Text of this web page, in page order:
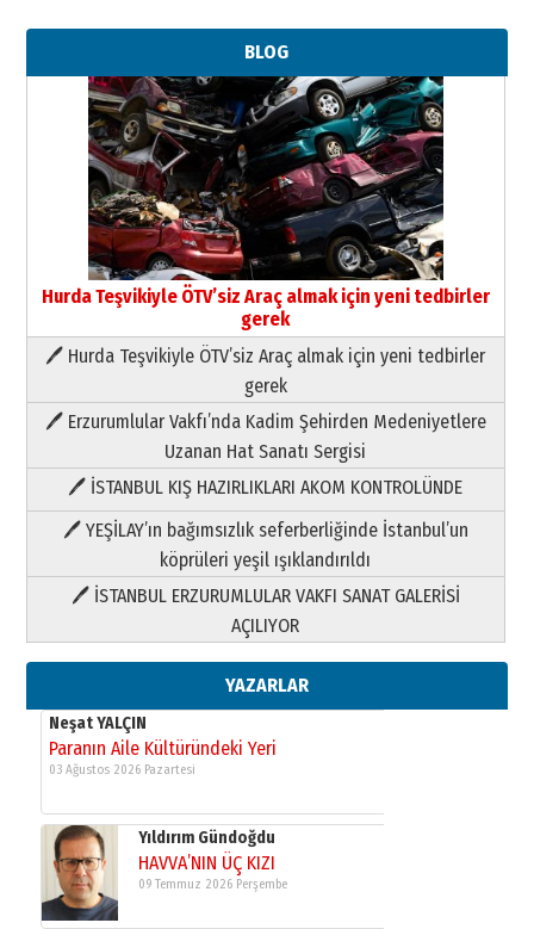
BLOG
Hurda Teşvikiyle ÖTV’siz Araç almak için yeni tedbirler
gerek
🖊 Hurda Teşvikiyle ÖTV’siz Araç almak için yeni tedbirler
gerek
🖊 Erzurumlular Vakfı’nda Kadim Şehirden Medeniyetlere
Uzanan Hat Sanatı Sergisi
🖊 İSTANBUL KIŞ HAZIRLIKLARI AKOM KONTROLÜNDE
🖊 YEŞİLAY’ın bağımsızlık seferberliğinde İstanbul’un
köprüleri yeşil ışıklandırıldı
🖊 İSTANBUL ERZURUMLULAR VAKFI SANAT GALERİSİ
AÇILIYOR
YAZARLAR
Paranın Aile Kültüründeki Yeri
03 Ağustos 2026 Pazartesi
Yıldırım Gündoğdu
HAVVA’NIN ÜÇ KIZI
09 Temmuz 2026 Perşembe
Yusuf POLAT
Şampiyonluk Sebahattin Şirin’e
11 Mayıs 2026 Pazartesi
Neşat YALÇIN
Paranın Aile Kültüründeki Yeri
03 Ağustos 2026 Pazartesi
Yıldırım Gündoğdu
HAVVA’NIN ÜÇ KIZI
09 Temmuz 2026 Perşembe